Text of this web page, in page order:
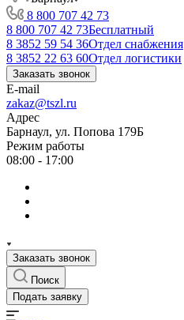
8 800 707 42 73
8 800 707 42 73Бесплатный
8 3852 59 54 36Отдел снабжения
8 3852 22 63 60Отдел логистики
Заказать звонок
E-mail
zakaz@tszl.ru
Адрес
Барнаул, ул. Попова 179Б
Режим работы
08:00 - 17:00
Заказать звонок
Поиск
Подать заявку